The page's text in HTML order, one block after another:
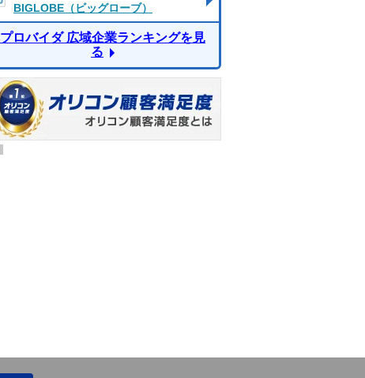
BIGLOBE（ビッグローブ）
プロバイダ 広域企業ランキングを見
る